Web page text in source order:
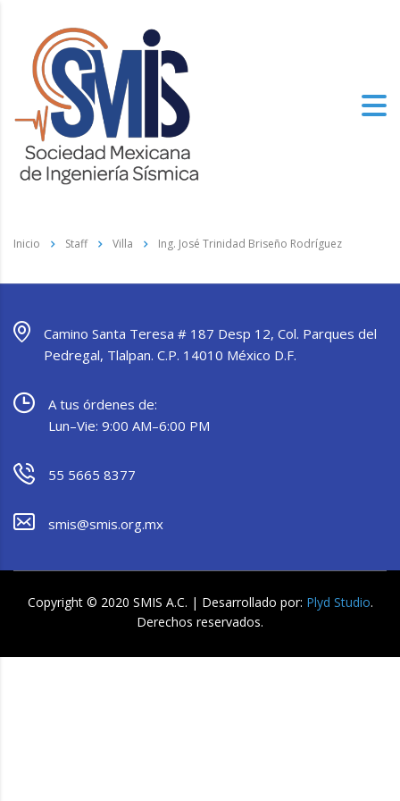
Inicio Staff Villa Ing. José Trinidad Briseño Rodríguez
Camino Santa Teresa # 187 Desp 12, Col. Parques del
Pedregal, Tlalpan. C.P. 14010 México D.F.
A tus órdenes de:
Lun–Vie: 9:00 AM–6:00 PM
55 5665 8377
smis@smis.org.mx
Copyright © 2020 SMIS A.C. | Desarrollado por: Plyd Studio.
Derechos reservados.